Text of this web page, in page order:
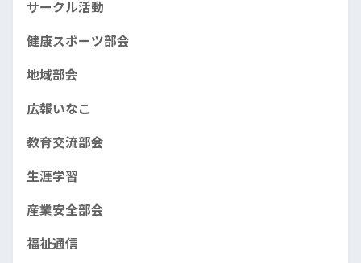
サークル活動
健康スポーツ部会
地域部会
広報いなこ
教育交流部会
生涯学習
産業安全部会
福祉通信